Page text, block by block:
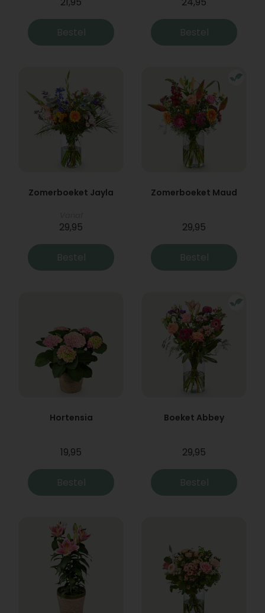
Bestel Bestel
Zomerboeket Jayla
29,95
Bestel
Zomerboeket Maud
29,95
Bestel
Hortensia
19,95
Bestel
Boeket Abbey
29,95
Bestel